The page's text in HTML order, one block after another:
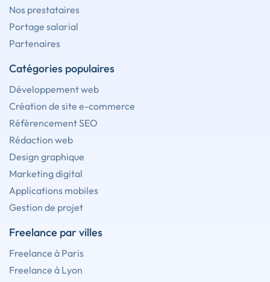
Nos prestataires
Portage salarial
Partenaires
Catégories populaires
Développement web
Création de site e-commerce
Référencement SEO
Rédaction web
Design graphique
Marketing digital
Applications mobiles
Gestion de projet
Freelance par villes
Freelance à Paris
Freelance à Lyon